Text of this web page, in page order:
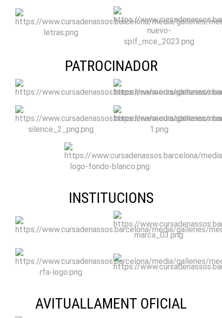
PATROCINADOR
INSTITUCIONS
AVITUALLAMENT OFICIAL